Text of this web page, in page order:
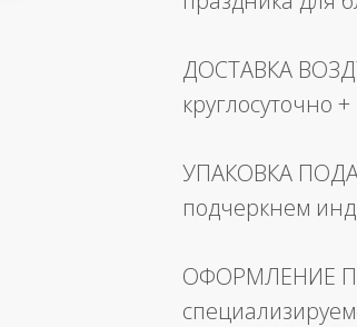
ДОСТАВКА
круглосуточно
УПАКОВКА
подчеркнем
ОФОРМЛЕНИЕ